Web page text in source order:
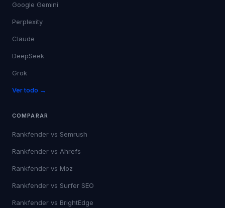
Google Gemini
Perplexity
Claude
DeepSeek
Grok
Ver todo →
COMPARAR
Rankfender vs Semrush
Rankfender vs Ahrefs
Rankfender vs Moz
Rankfender vs Surfer SEO
Rankfender vs BrightEdge